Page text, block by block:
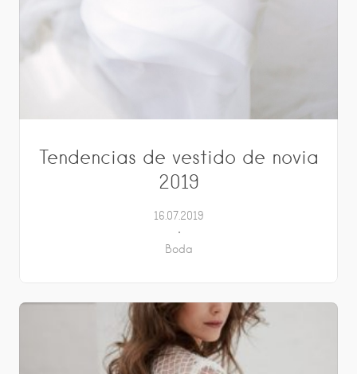
Tendencias de vestido de novia
2019
16.07.2019
Boda